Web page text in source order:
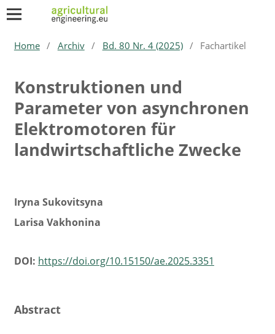
Home / Archiv / Bd. 80 Nr. 4 (2025) / Fachartikel
Konstruktionen und
Parameter von asynchronen
Elektromotoren für
landwirtschaftliche Zwecke
Iryna Sukovitsyna
Larisa Vakhonina
DOI: https://doi.org/10.15150/ae.2025.3351
Abstract